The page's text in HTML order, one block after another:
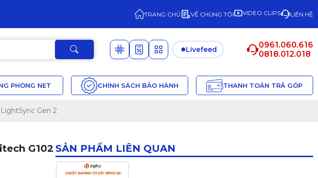
TRANG CHỦ VỀ CHÚNG TÔI VIDEO CLIPS LIÊN HỆ
Livefeed
0961.060.616
0818.012.018
PHÒNG NET CHÍNH SÁCH BẢO HÀNH THANH TOÁN TRẢ GÓP
Gen 2
G102 SẢN PHẨM LIÊN QUAN